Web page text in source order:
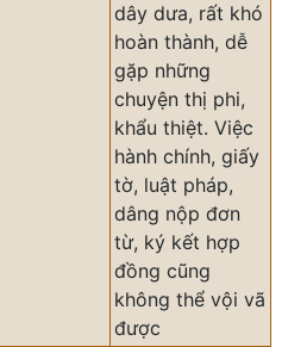
dây dưa, rất khó
hoàn thành, dễ
gặp những
chuyện thị phi,
khẩu thiệt. Việc
hành chính, giấy
tờ, luật pháp,
dâng nộp đơn
từ, ký kết hợp
đồng cũng
không thể vội vã
được